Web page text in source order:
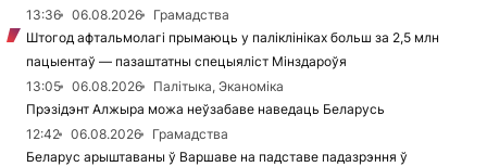
13:36
06.08.2026
Грамадства
Штогод афтальмолагі прымаюць у паліклініках больш за 2,5 млн
пацыентаў — пазаштатны спецыяліст Мінздароўя
13:05
06.08.2026
Палітыка, Эканоміка
Прэзідэнт Алжыра можа неўзабаве наведаць Беларусь
12:42
06.08.2026
Грамадства
Беларус арыштаваны ў Варшаве на падставе падазрэння ў